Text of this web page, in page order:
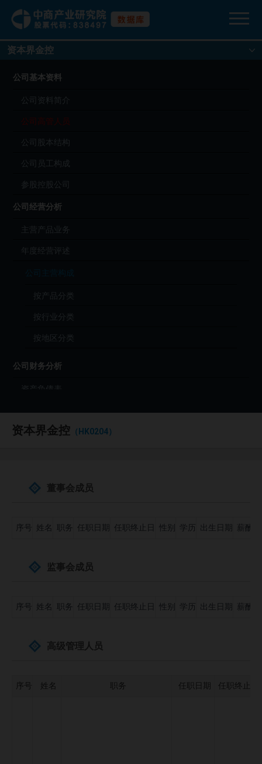
资本界金控
公司基本资料
公司资料简介
公司高管人员
公司股本结构
公司员工构成
参股控股公司
公司经营分析
主营产品业务
年度经营评述
公司主营构成
按产品分类
按行业分类
按地区分类
公司财务分析
资产负债表
现金流量表
财报原始文件（PDF）
募集资金投向
资本界金控 （HK0204）
董事会成员
序号 姓名 职务 任职日期 任职终止日 性别 学历 出生日期 薪酬
监事会成员
序号 姓名 职务 任职日期 任职终止日 性别 学历 出生日期 薪酬
高级管理人员
序号 姓名 职务 任职日期 任职终止日